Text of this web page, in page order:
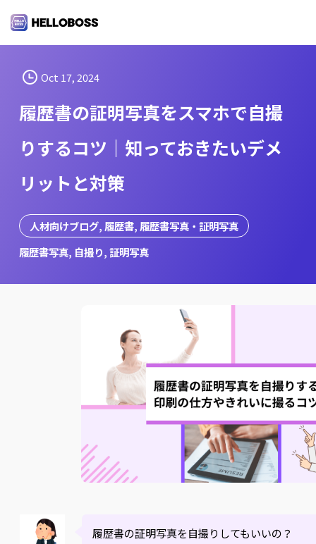
i
Oct 17, 2024
履歴書の証明写真をスマホで自撮
りするコツ｜知っておきたいデメ
リットと対策
人材向けブログ, 履歴書, 履歴書写真・証明写真
履歴書写真, 自撮り, 証明写真
履歴書の証明写真を自撮りしてもいいの？